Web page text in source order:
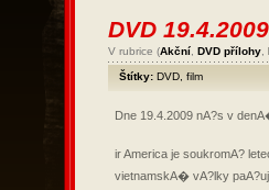
DVD
V rubrice (Akční DVD přílohy
Štítky: DVD film
Dne 19.4.2009 nA?s v
ir America je soukromA?
vietnamskA� vA?lky